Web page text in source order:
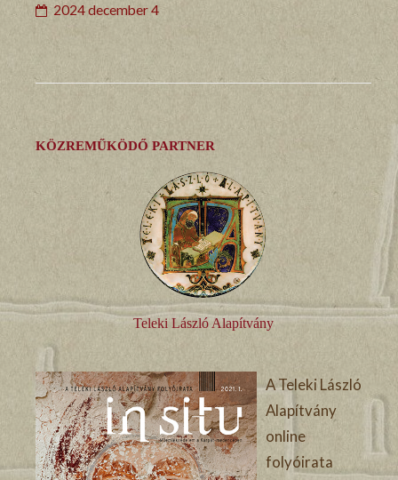
2024 december 4
KÖZREMŰKÖDŐ PARTNER
Teleki László Alapítvány
A Teleki László
Alapítvány
online
folyóirata